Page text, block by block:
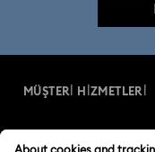
MÜŞTERİ HİZMETLERİ